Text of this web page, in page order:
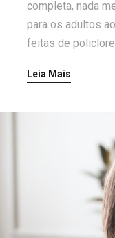
completa, nada
para os adultos
feitas de
Leia Mais